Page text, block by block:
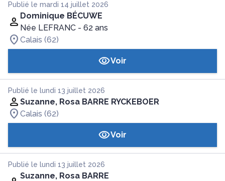
Publié le mardi 14 juillet 2026
Dominique BÉCUWE
Née LEFRANC - 62 ans
Calais (62)
Voir
Publié le lundi 13 juillet 2026
Suzanne, Rosa BARRE RYCKEBOER
Calais (62)
Voir
Publié le lundi 13 juillet 2026
Suzanne, Rosa BARRE